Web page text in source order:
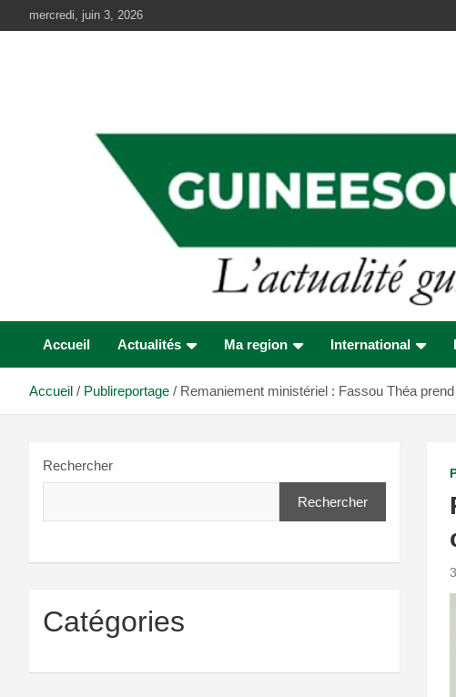
au
mercredi, juin 3, 2026
Accueil Actualités Ma region International
Accueil Publireportage Remaniement ministériel : Fassou Théa
Rechercher
Rechercher
Catégories